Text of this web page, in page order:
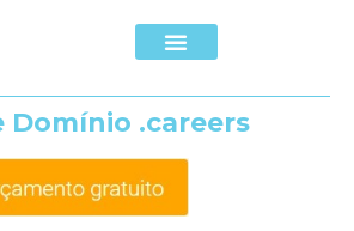
Domínio .careers